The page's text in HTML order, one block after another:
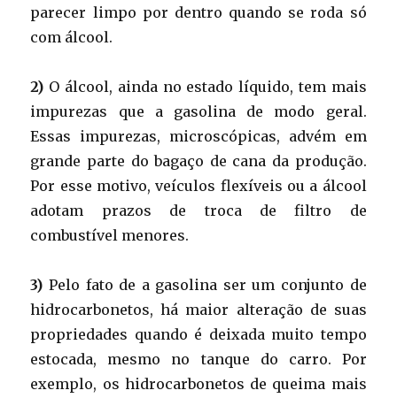
parecer limpo por dentro quando se roda só
com álcool.
2) O álcool, ainda no estado líquido, tem mais
impurezas que a gasolina de modo geral.
Essas impurezas, microscópicas, advém em
grande parte do bagaço de cana da produção.
Por esse motivo, veículos flexíveis ou a álcool
adotam prazos de troca de filtro de
combustível menores.
3) Pelo fato de a gasolina ser um conjunto de
hidrocarbonetos, há maior alteração de suas
propriedades quando é deixada muito tempo
estocada, mesmo no tanque do carro. Por
exemplo, os hidrocarbonetos de queima mais